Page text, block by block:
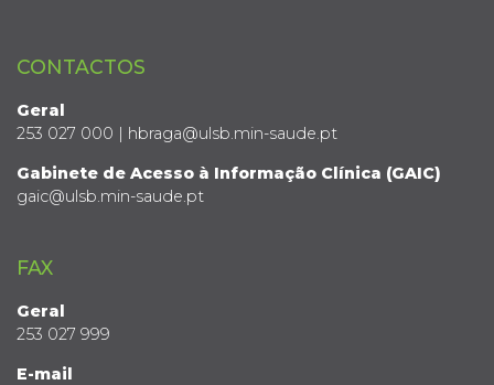
CONTACTOS
Geral
253 027 000 | hbraga@ulsb.min-saude.pt
Gabinete de Acesso à Informação Clínica (GAIC)
gaic@ulsb.min-saude.pt
FAX
Geral
253 027 999
E-mail